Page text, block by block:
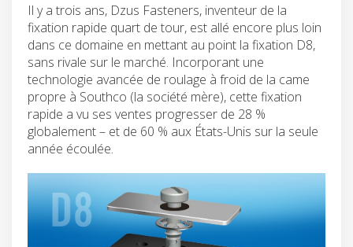
Il y a trois ans, Dzus Fasteners, inventeur de la
fixation rapide quart de tour, est allé encore plus loin
dans ce domaine en mettant au point la fixation D8,
sans rivale sur le marché. Incorporant une
technologie avancée de roulage à froid de la came
propre à Southco (la société mère), cette fixation
rapide a vu ses ventes progresser de 28 %
globalement – et de 60 % aux États-Unis sur la seule
année écoulée.